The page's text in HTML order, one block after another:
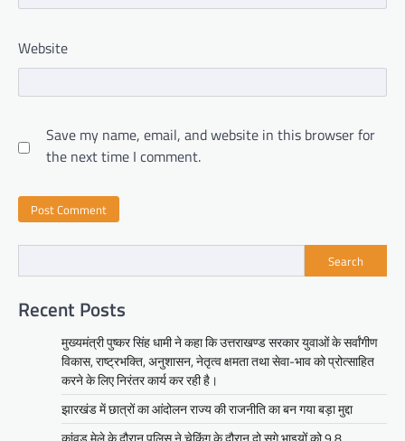
Website
Save my name, email, and website in this browser for
the next time I comment.
Search
Recent Posts
मुख्यमंत्री पुष्कर सिंह धामी ने कहा कि उत्तराखण्ड सरकार युवाओं के सर्वांगीण
विकास, राष्ट्रभक्ति, अनुशासन, नेतृत्व क्षमता तथा सेवा-भाव को प्रोत्साहित
करने के लिए निरंतर कार्य कर रही है।
झारखंड में छात्रों का आंदोलन राज्य की राजनीति का बन गया बड़ा मुद्दा